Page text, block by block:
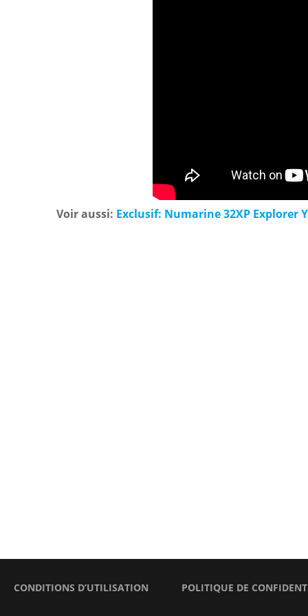
Voir aussi: Exclusif: Numarine 32XP Explorer
CONDITIONS D’UTILISATION POLITIQUE DE